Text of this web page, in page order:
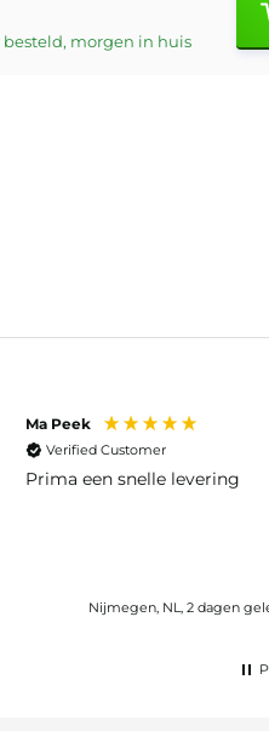
besteld, morgen in huis
Ma Peek
Verified Customer
Prima een snelle levering
Nijmegen, NL, 2 dagen